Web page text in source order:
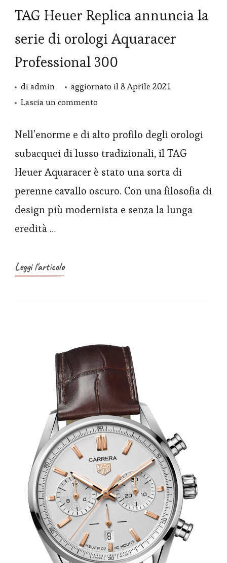
TAG Heuer Replica annuncia la
serie di orologi Aquaracer
Professional 300
diadmin aggiornato il8 Aprile 2021
Lascia un commento
Heuer
Replica
serie
di
Nell’enorme e di alto profilo degli orologi
subacquei di lusso tradizionali, il TAG
Heuer Aquaracer è stato una sorta di
perenne cavallo oscuro. Con una filosofia di
design più modernista e senza la lunga
eredità …
Leggi l'articolo